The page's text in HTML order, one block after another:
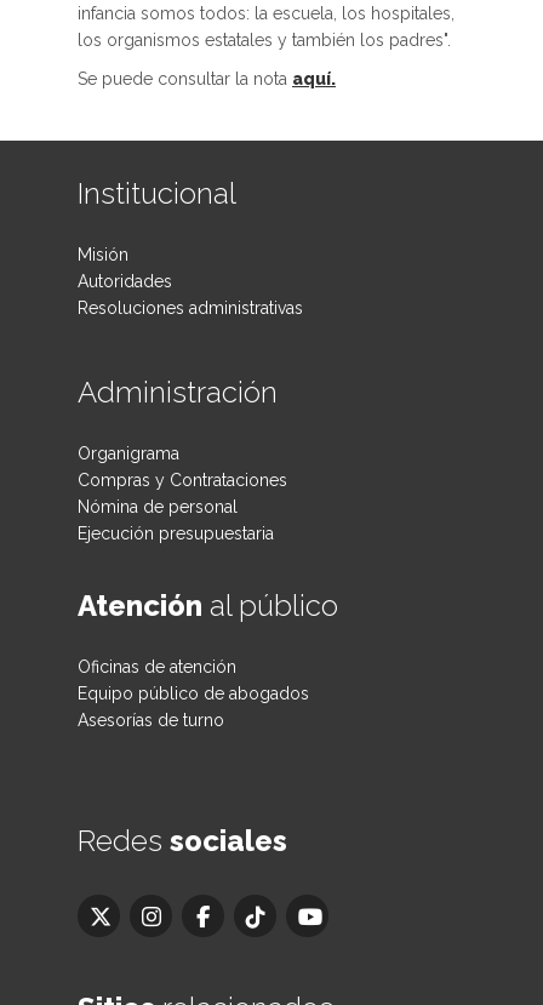
infancia somos todos: la escuela, los hospitales,
los organismos estatales y también los padres".
Se puede consultar la nota aquí.
Institucional
Misión
Autoridades
Resoluciones administrativas
Administración
Organigrama
Compras y Contrataciones
Nómina de personal
Ejecución presupuestaria
Atención al público
Oficinas de atención
Equipo público de abogados
Asesorías de turno
Redes sociales